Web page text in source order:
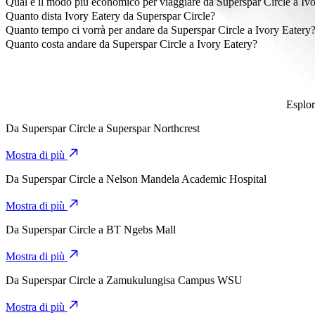
Il modo più conveniente per viaggiare da Superspar Circle a Ivory
Quanto dista Ivory Eatery da Superspar Circle?
Ivory Eatery dista circa 2 km da Superspar Circle.
Quanto tempo ci vorrà per andare da Superspar Circle a Ivory Eatery?
Ci vogliono circa 7 min per andare da Superspar Circle a Ivory Eatery
Quanto costa andare da Superspar Circle a Ivory Eatery?
Da Superspar Circle a Superspar Northcrest
Mostra di più
Da Superspar Circle a Nelson Mandela Academic Hospital
Mostra di più
Da Superspar Circle a BT Ngebs Mall
Mostra di più
Da Superspar Circle a Zamukulungisa Campus WSU
Mostra di più